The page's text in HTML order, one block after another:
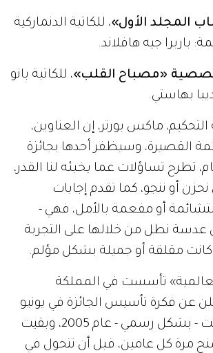
المجلد الأول»، للكاتبة الدنماركية
باربرا جيه هافلاند.
«مصباح القلب»، للكاتبة بانو
بهاستي.
ماكس بورتر، إن العناوين،
القصيرة، وسيظفر أحدها بجائزة
تطرح تساؤلات عما يخبئه لنا القدر،
أو ننجو، كما تقدم إجابات
أو مفعمة بالأمل، فهي -
نطل من خلالها على التجربة
كانت مقلقة أو جميلة بشكل مؤلم.
تأسست في المملكة
عن فكرة تأسيس الجائزة في يونيو
2004، لكنها أعلنت - بشكل رسمي - عام 2005، وبقيت
2015، تمنح مرة كل عامين، قبل أن تتحول في